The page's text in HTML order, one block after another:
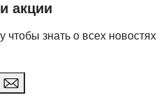
акции
знать о всех новостях